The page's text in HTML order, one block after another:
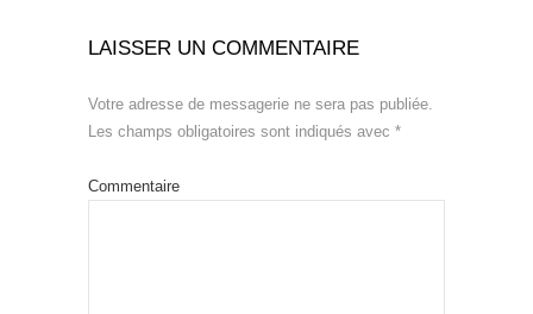
LAISSER UN COMMENTAIRE
Votre adresse de messagerie ne sera pas publiée.
Les champs obligatoires sont indiqués avec *
Commentaire